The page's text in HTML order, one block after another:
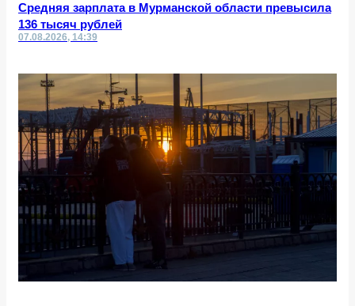
Средняя зарплата в Мурманской области превысила
136 тысяч рублей
07.08.2026, 14:39